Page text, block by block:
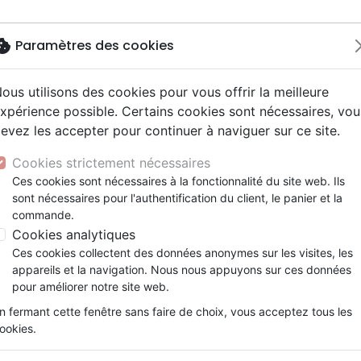
NouveautésBibles
courant / NFC
fondamental
Autres versions
Bibles d'étude
Bibles audio
Bibles gros caractères
Calendriers
autres langues
Livres
adoration
santé +
famille +
Messianique
+
bio
spirituel
Mission, évangélisation
Fin des temps
Personnages de la Bible
Création, évolution
Théâtre, saynettes
Jeunesse
6-9 ans
9-12 ans
jeunes
Enseignement jeunesse
Livres d'activités
Cadeaux Bébé
enfant Recueils et partitions
DVD concert
cultuels
Croix/cadres
Porte clés
Posters
Bloc notes
Calendrier Bonne Semence livre (grec)
Calendrier Bonne Semence
Référence
Détails du produit
Référence
EAN / ISBN
2100000026654
Format
15.5⨯11.5cm
Paramètres des cookies
utilisons des cookies pour vous offrir la meilleure
possible. Certains cookies sont nécessaires,
les accepter pour continuer à naviguer sur ce site.
Cookies strictement nécessaires
Ces cookies sont nécessaires à la fonctionnalité du site web. Ils
sont nécessaires pour l'authentification du client, le panier et la
commande.
Cookies analytiques
Ces cookies collectent des données anonymes sur les visites, les
appareils et la navigation. Nous nous appuyons sur ces données
pour améliorer notre site web.
fermant cette fenêtre sans faire de choix, vous acceptez tous les